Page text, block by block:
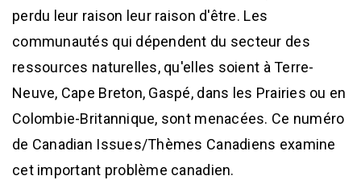
perdu leur raison leur raison d'être. Les
communautés qui dépendent du secteur des
ressources naturelles, qu'elles soient à Terre-
Neuve, Cape Breton, Gaspé, dans les Prairies ou en
Colombie-Britannique, sont menacées. Ce numéro
de Canadian Issues/Thèmes Canadiens examine
cet important problème canadien.